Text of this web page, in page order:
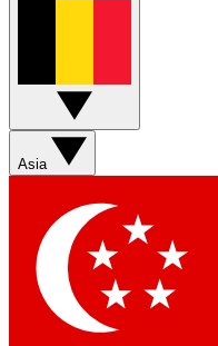
Asia